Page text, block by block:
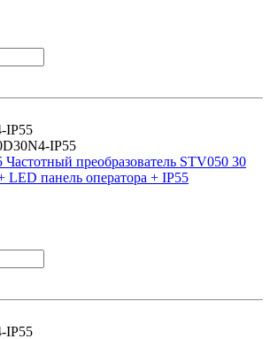
IP55
IP55
преобразователь STV050 30
панель оператора + IP55
IP55